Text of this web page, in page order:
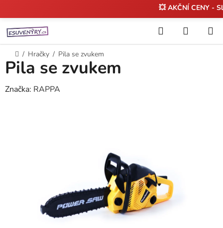
na
obsah
💥 AKČNÍ CENY -
Hledat
KOŠÍK
Domů
/ Hračky / Pila se zvukem
Pila se zvukem
Značka: RAPPA